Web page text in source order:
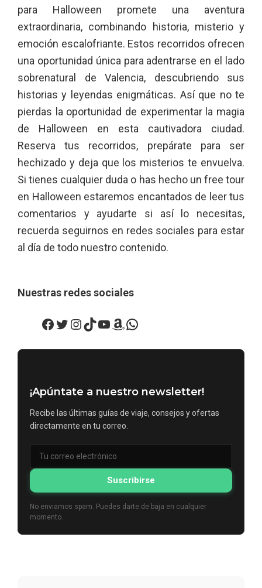
para Halloween promete una aventura
extraordinaria, combinando historia, misterio y
emoción escalofriante. Estos recorridos ofrecen
una oportunidad única para adentrarse en el lado
sobrenatural de Valencia, descubriendo sus
historias y leyendas enigmáticas. Así que no te
pierdas la oportunidad de experimentar la magia
de Halloween en esta cautivadora ciudad.
Reserva tus recorridos, prepárate para ser
hechizado y deja que los misterios te envuelva.
Si tienes cualquier duda o has hecho un free tour
en Halloween estaremos encantados de leer tus
comentarios y ayudarte si así lo necesitas,
recuerda seguirnos en redes sociales para estar
al día de todo nuestro contenido.
Nuestras redes sociales
Facebook
Twitter
Instagram
TikTok
YouTube
Amazon
WhatsApp
¡Apúntate a nuestro newsletter!
Recibe las últimas guías de viaje, consejos y ofertas
directamente en tu correo.
Suscribirse
No enviamos spam. Puedes darte de baja en cualquier
momento.